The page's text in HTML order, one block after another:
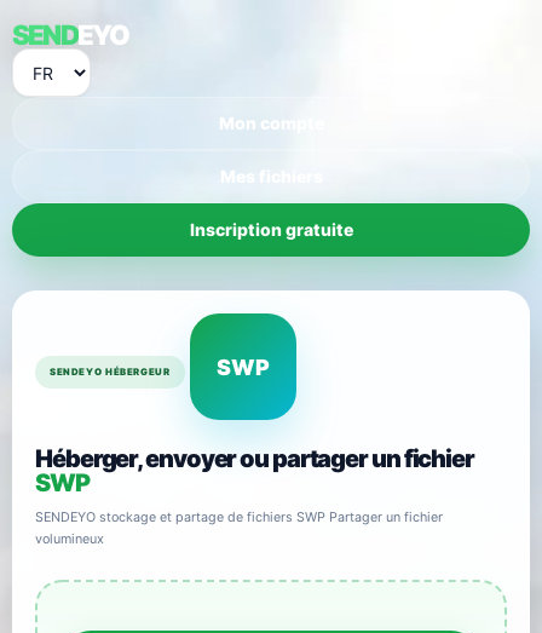
SENDEYO
Mon compte
Mes fichiers
Inscription gratuite
SENDEYO HÉBERGEUR SWP
Héberger, envoyer ou partager un fichier
SWP
SENDEYO stockage et partage de fichiers SWP Partager un fichier
volumineux